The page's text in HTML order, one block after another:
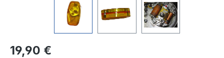
Regulärer Preis:
19,90 €